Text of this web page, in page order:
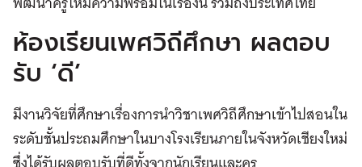
ห้องเรียนเพศวิถีศึกษา ผลตอบ
รับ ‘ดี’
มีงานวิจัยที่ศึกษาเรื่องการนำวิชาเพศวิถีศึกษาเข้าไปสอนใน
ระดับชั้นประถมศึกษาในบางโรงเรียนภายในจังหวัดเชียงใหม่